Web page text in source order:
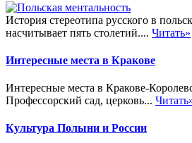
История стереотипа русского в
насчитывает пять столетий.... Читать»
Интересные места в Кракове
Интересные места в Кракове-
Профессорский сад, церковь...
Культура Полыни и России